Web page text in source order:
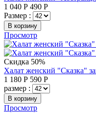
1 040 Р 490 Р
Размер :
В корзину
Просмотр
Скидка 50%
Халат женский "Сказка"
1 180 Р 590 Р
размер :
В корзину
Просмотр